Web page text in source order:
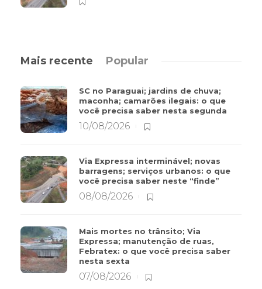
Mais recente Popular
SC no Paraguai; jardins de chuva;
maconha; camarões ilegais: o que
você precisa saber nesta segunda
10/08/2026
Via Expressa interminável; novas
barragens; serviços urbanos: o que
você precisa saber neste “finde”
08/08/2026
Mais mortes no trânsito; Via
Expressa; manutenção de ruas,
Febratex: o que você precisa saber
nesta sexta
07/08/2026